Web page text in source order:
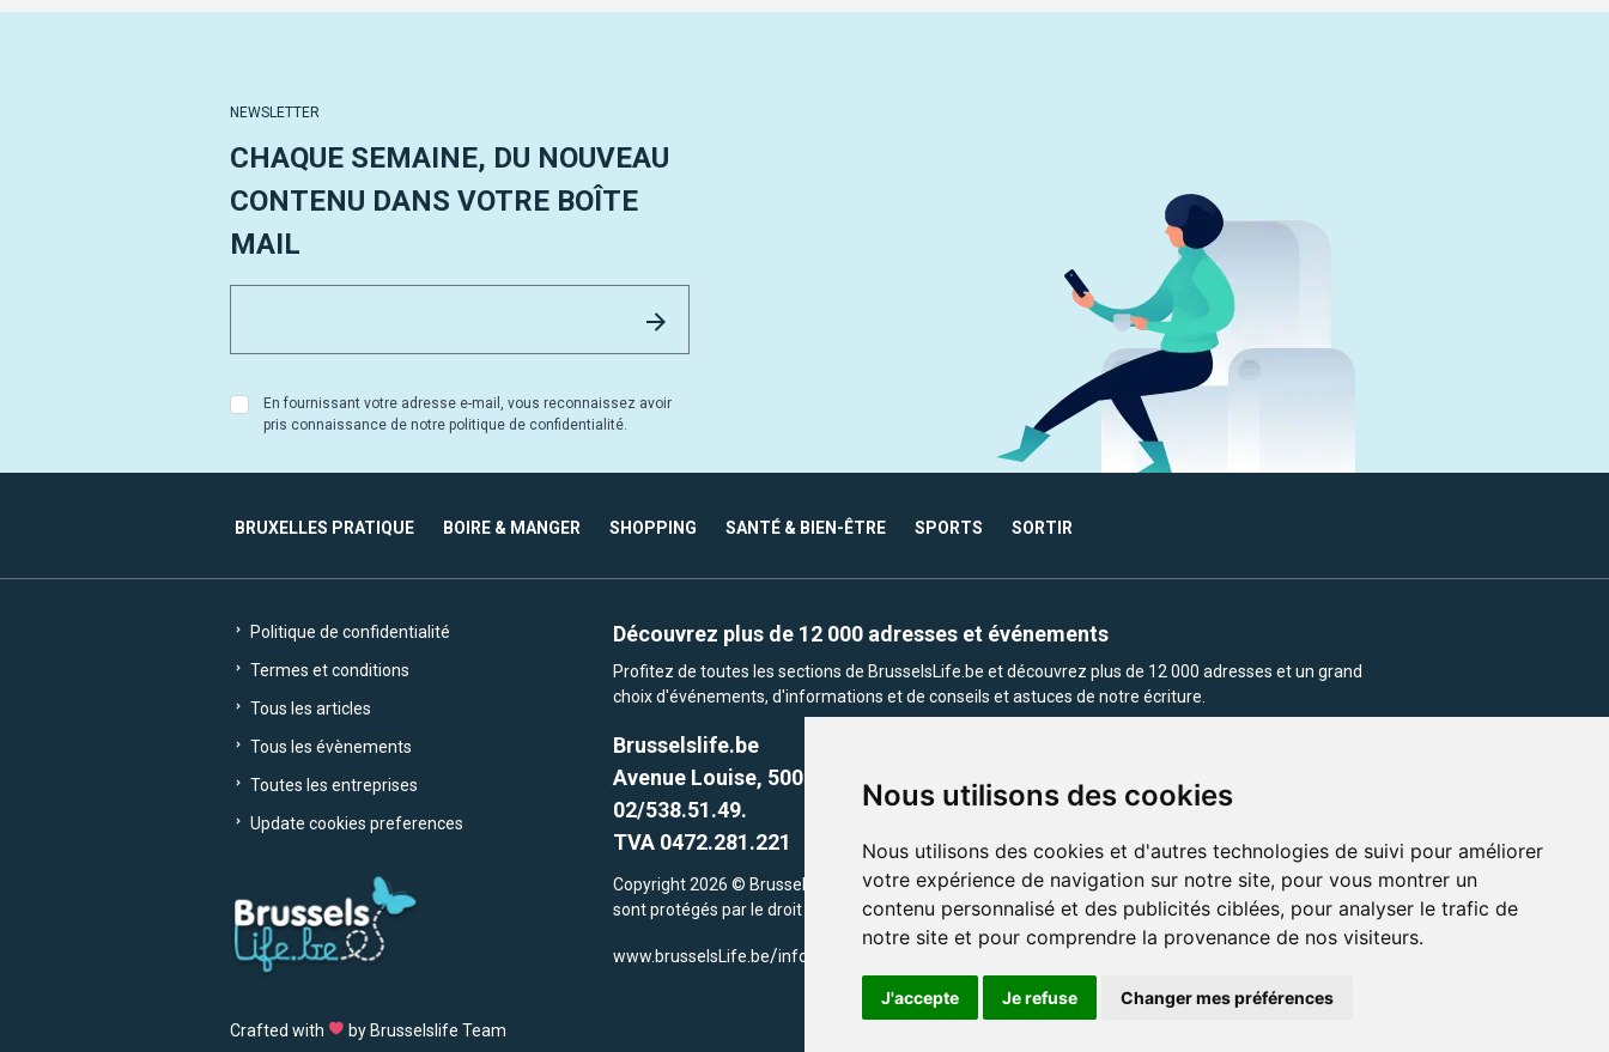
Nous utilisons des cookies
Nous utilisons des cookies et d'autres technologies de suivi pour améliorer
votre expérience de navigation sur notre site, pour vous montrer un
contenu personnalisé et des publicités ciblées, pour analyser le trafic de
notre site et pour comprendre la provenance de nos visiteurs.
J'accepte Je refuse Changer mes préférences
NEWSLETTER
CHAQUE SEMAINE, DU NOUVEAU
CONTENU DANS VOTRE BOÎTE
MAIL
En fournissant votre adresse e-mail, vous reconnaissez avoir
pris connaissance de notre politique de confidentialité.
BRUXELLES PRATIQUE BOIRE & MANGER SHOPPING SANTÉ & BIEN-ÊTRE SPORTS SORTIR
Politique de confidentialité
Termes et conditions
Tous les articles
Tous les évènements
Toutes les entreprises
Update cookies preferences
Crafted with by Brusselslife Team
Découvrez plus de 12 000 adresses et événements
Profitez de toutes les sections de BrusselsLife.be et découvrez plus de 12 000 adresses et un grand
choix d'événements, d'informations et de conseils et astuces de notre écriture.
Brusselslife.be
Avenue Louise, 500 -1050 Ixelles, Brussels,
02/538.51.49.
TVA 0472.281.221
Copyright 2026 © Brusselslife.be Tous droits réservés. Le contenu et les images utilisés sur ce site
sont protégés par le droit d'auteur. la propriétaires respectifs.
www.brusselsLife.be/info@brusselslife.be